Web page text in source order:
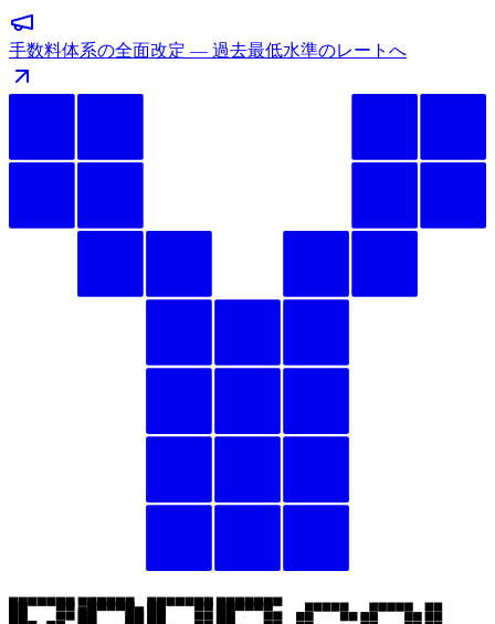
手数料体系の全面改定 — 過去最低水準のレートへ